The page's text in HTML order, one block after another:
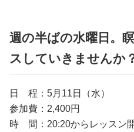
週の半ばの水曜日。
スしていきませんか
日 程：5月11日（水）
参加費：2,400円
時 間：20:20からレッスン